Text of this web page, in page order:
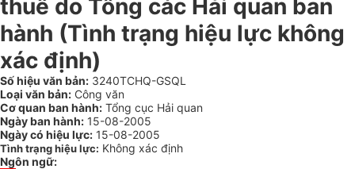
thuế do Tổng các Hải quan ban
hành (Tình trạng hiệu lực không
xác định)
Số hiệu văn bản: 3240TCHQ-GSQL
Loại văn bản: Công văn
Cơ quan ban hành: Tổng cục Hải quan
Ngày ban hành: 15-08-2005
Ngày có hiệu lực: 15-08-2005
Tình trạng hiệu lực: Không xác định
Ngôn ngữ: